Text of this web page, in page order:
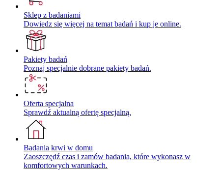
Sklep z badaniami
Dowiedz się więcej na temat badań i kup je online.
Pakiety badań
Poznaj specjalnie dobrane pakiety badań.
Oferta specjalna
Sprawdź aktualną ofertę specjalną.
Badania krwi w domu
Zaoszczędź czas i zamów badania, które wykonasz w
komfortowych warunkach.